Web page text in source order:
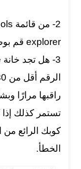
explorer قم بوضع رابط موقعك لتحليله.
راقبها مرارًا
تستمر كذلك
كوبك الرائع من
الخطأ.